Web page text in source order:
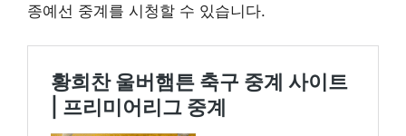
종예선 중계를 시청할 수 있습니다.